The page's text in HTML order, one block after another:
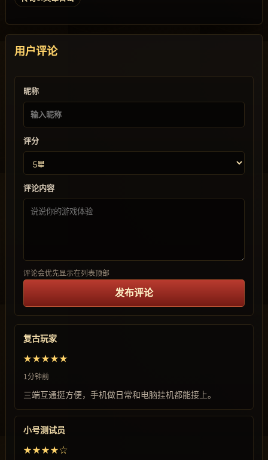
用户评论
昵称
评分
评论内容
评论会优先显示在列表顶部
发布评论
复古玩家
★★★★★
1分钟前
三端互通挺方便，手机做日常和电脑挂机都能接上。
小号测试员
★★★★☆